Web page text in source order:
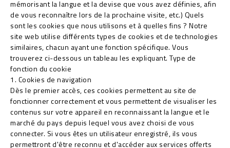
mémorisant la langue et la devise que vous avez définies, afin
de vous reconnaître lors de la prochaine visite, etc.) Quels
sont les cookies que nous utilisons et à quelles fins ? Notre
site web utilise différents types de cookies et de technologies
similaires, chacun ayant une fonction spécifique. Vous
trouverez ci-dessous un tableau les expliquant. Type de
fonction du cookie
1. Cookies de navigation
Dès le premier accès, ces cookies permettent au site de
fonctionner correctement et vous permettent de visualiser les
contenus sur votre appareil en reconnaissant la langue et le
marché du pays depuis lequel vous avez choisi de vous
connecter. Si vous êtes un utilisateur enregistré, ils vous
permettront d'être reconnu et d'accéder aux services offerts